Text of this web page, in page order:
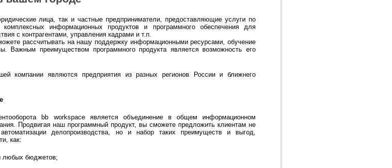
лица, так и частные предприниматели, предоставляющие услуги по
комплексных информационных продуктов и программного обеспечения для
с контрагентами, управления кадрами и т.п.
рассчитывать на нашу поддержку информационными ресурсами, обучение
Важным преимуществом программного продукта является возможность его
компании являются предприятия из разных регионов России и ближнего
bb workspace является объединение в общем информационном
Продвигая наш программный продукт, вы сможете предложить клиентам не
делопроизводства, но и набор таких преимуществ и выгод,
как:
любых бюджетов;